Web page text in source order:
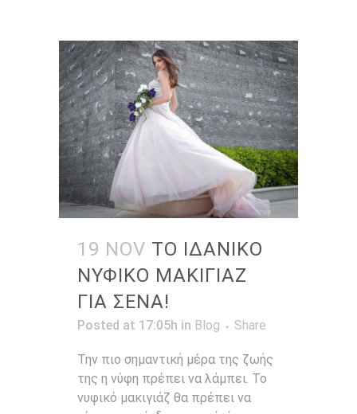
19 NOV ΤΟ ΙΔΑΝΙΚΟ
ΝΥΦΙΚΟ ΜΑΚΙΓΙΑΖ
ΓΙΑ ΣΕΝΑ!
Posted at 17:05h in Blog Share
Την πιο σημαντική μέρα της ζωής
της η νύφη πρέπει να λάμπει. Το
νυφικό μακιγιάζ θα πρέπει να